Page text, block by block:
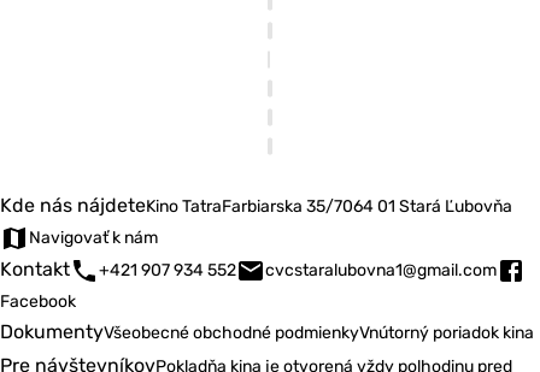
Kde nás nájdeteKino TatraFarbiarska 35/7064 01 Stará Ľubovňa
Navigovať k nám
Kontakt +421 907 934 552
cvcstaralubovna1@gmail.com
Facebook
DokumentyVšeobecné obchodné podmienkyVnútorný poriadok kina
Pre návštevníkovPokladňa kina je otvorená vždy polhodinu pred